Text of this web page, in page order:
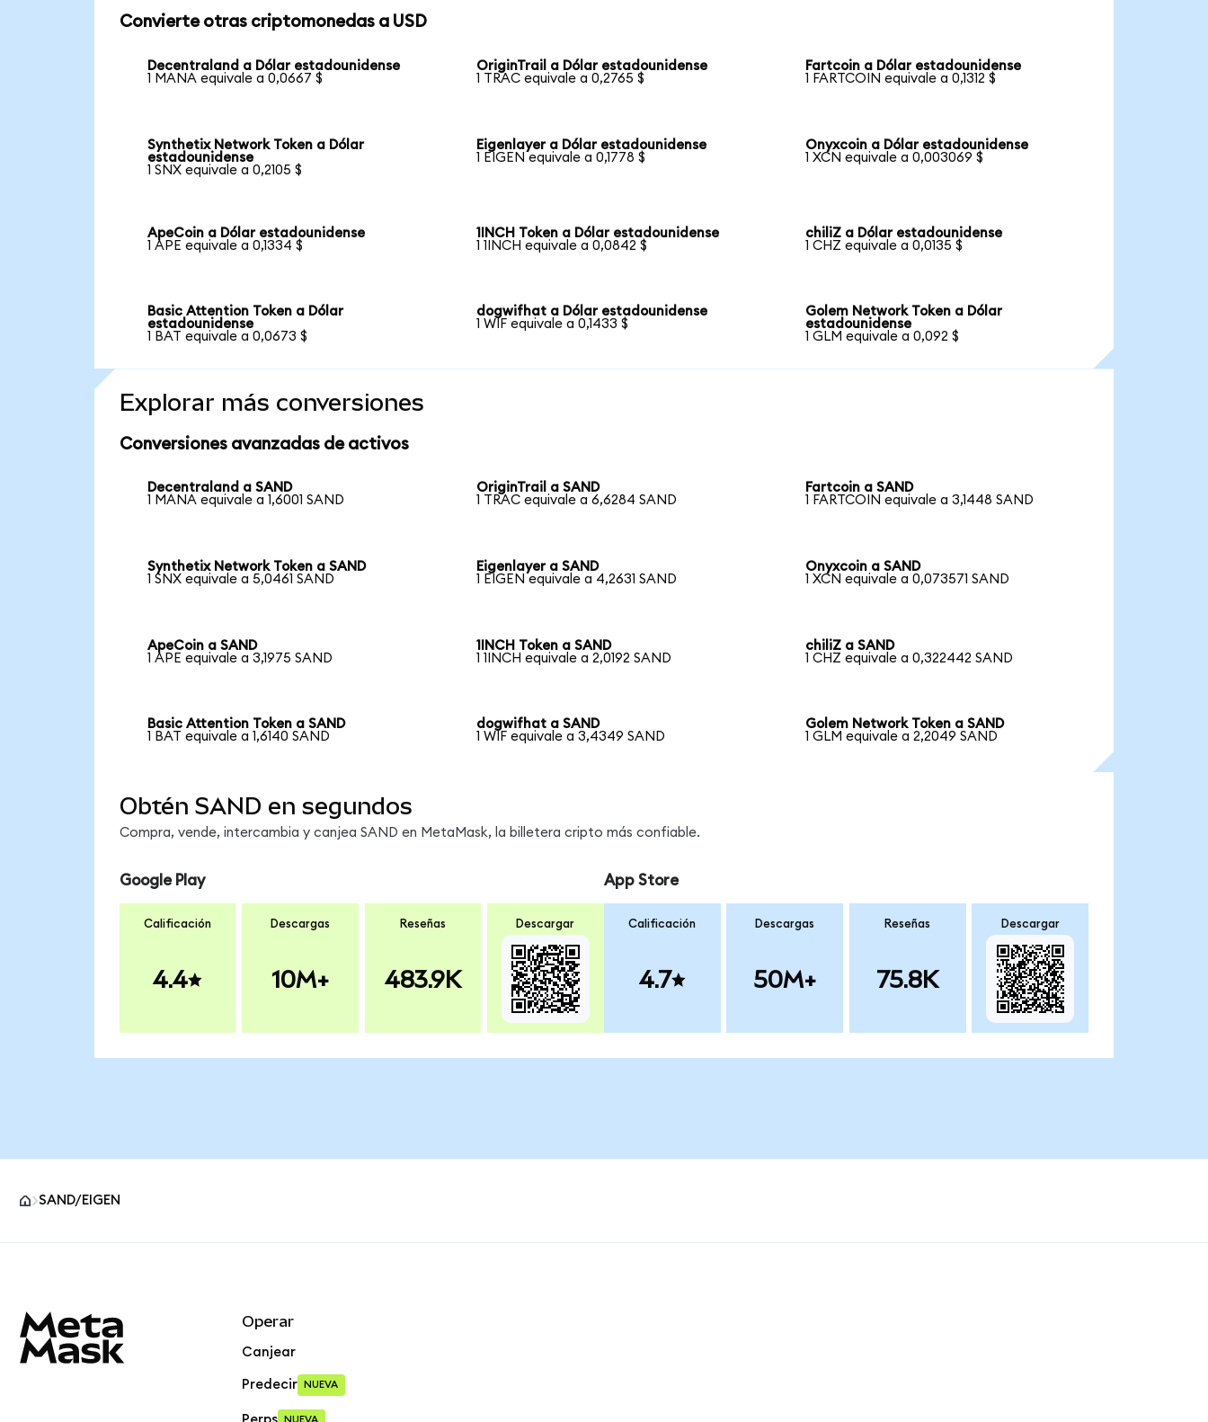
Convierte otras criptomonedas a USD
Decentraland a Dólar estadounidense
1 MANA equivale a 0,0667 $
OriginTrail a Dólar estadounidense
1 TRAC equivale a 0,2765 $
Fartcoin a Dólar estadounidense
1 FARTCOIN equivale a 0,1312 $
Synthetix Network Token a Dólar
estadounidense
1 SNX equivale a 0,2105 $
Eigenlayer a Dólar estadounidense
1 EIGEN equivale a 0,1778 $
Onyxcoin a Dólar estadounidense
1 XCN equivale a 0,003069 $
ApeCoin a Dólar estadounidense
1 APE equivale a 0,1334 $
1INCH Token a Dólar estadounidense
1 1INCH equivale a 0,0842 $
chiliZ a Dólar estadounidense
1 CHZ equivale a 0,0135 $
Basic Attention Token a Dólar
estadounidense
1 BAT equivale a 0,0673 $
dogwifhat a Dólar estadounidense
1 WIF equivale a 0,1433 $
Golem Network Token a Dólar
estadounidense
1 GLM equivale a 0,092 $
Explorar más conversiones
Conversiones avanzadas de activos
Decentraland a SAND
1 MANA equivale a 1,6001 SAND
OriginTrail a SAND
1 TRAC equivale a 6,6284 SAND
Fartcoin a SAND
1 FARTCOIN equivale a 3,1448 SAND
Synthetix Network Token a SAND
1 SNX equivale a 5,0461 SAND
Eigenlayer a SAND
1 EIGEN equivale a 4,2631 SAND
Onyxcoin a SAND
1 XCN equivale a 0,073571 SAND
ApeCoin a SAND
1 APE equivale a 3,1975 SAND
1INCH Token a SAND
1 1INCH equivale a 2,0192 SAND
chiliZ a SAND
1 CHZ equivale a 0,322442 SAND
Basic Attention Token a SAND
1 BAT equivale a 1,6140 SAND
dogwifhat a SAND
1 WIF equivale a 3,4349 SAND
Golem Network Token a SAND
1 GLM equivale a 2,2049 SAND
Obtén SAND en segundos
Compra, vende, intercambia y canjea SAND en MetaMask, la billetera cripto más confiable.
Google Play
Calificación
4.4
Descargas
10M+
Reseñas
483.9K
Descargar
App Store
Calificación
4.7
Descargas
50M+
Reseñas
75.8K
Descargar
SAND/EIGEN
Operar
Canjear
Predecir NUEVA
NUEVA